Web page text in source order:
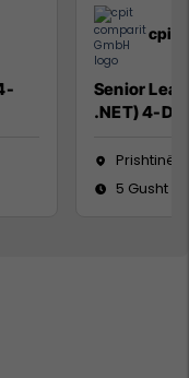
cpit
Senior
.NET) 4-
Prishtinë
5 Gusht